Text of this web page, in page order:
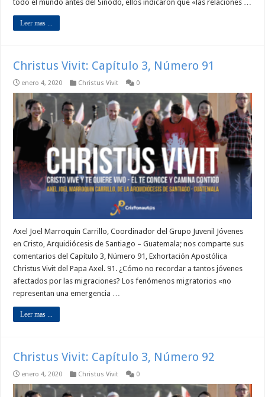
todo el mundo antes del Sínodo, ellos indicaron que «las relaciones …
Leer mas ...
Christus Vivit: Capítulo 3, Número 91
enero 4, 2020 Christus Vivit 0
Axel Joel Marroquin Carrillo, Coordinador del Grupo Juvenil Jóvenes
en Cristo, Arquidiócesis de Santiago – Guatemala; nos comparte sus
comentarios del Capítulo 3, Número 91, Exhortación Apostólica
Christus Vivit del Papa Axel. 91. ¿Cómo no recordar a tantos jóvenes
afectados por las migraciones? Los fenómenos migratorios «no
representan una emergencia …
Leer mas ...
Christus Vivit: Capítulo 3, Número 92
enero 4, 2020 Christus Vivit 0